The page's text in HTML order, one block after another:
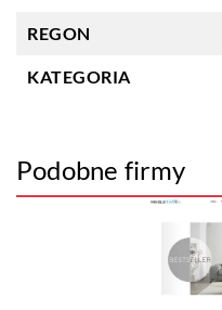
REGON
KATEGORIA
Podobne firmy